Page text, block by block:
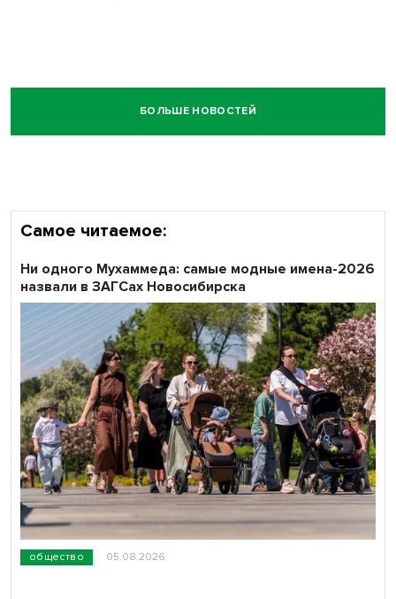
БОЛЬШЕ НОВОСТЕЙ
Самое читаемое:
общество 05.08.2026
Ни одного Мухаммеда: самые модные имена-2026
назвали в ЗАГСах Новосибирска